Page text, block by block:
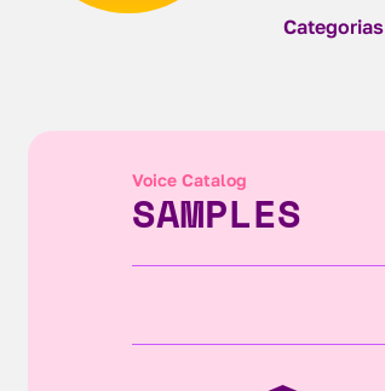
Categorias
Voice Catalog
SAMPLES